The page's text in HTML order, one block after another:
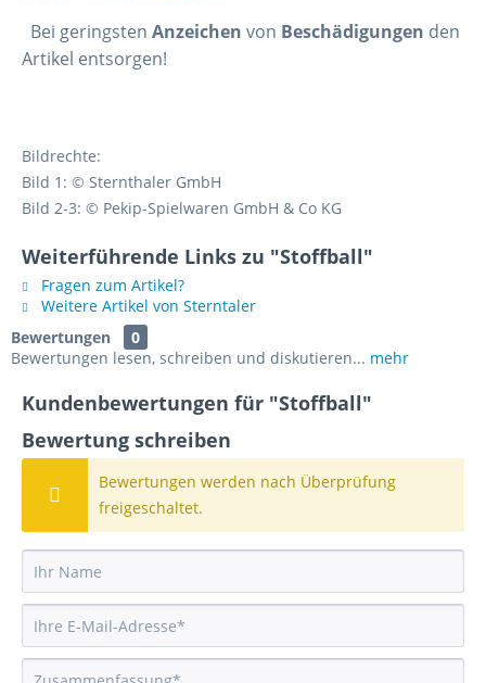
Bei geringsten Anzeichen von Beschädigungen den
Artikel entsorgen!
Bildrechte:
Bild 1: © Sternthaler GmbH
Bild 2-3: © Pekip-Spielwaren GmbH & Co KG
Weiterführende Links zu "Stoffball"
Fragen zum Artikel?
Weitere Artikel von Sterntaler
Bewertungen
0
Bewertungen lesen, schreiben und diskutieren... mehr
Kundenbewertungen für "Stoffball"
Bewertung schreiben
Bewertungen werden nach Überprüfung
freigeschaltet.